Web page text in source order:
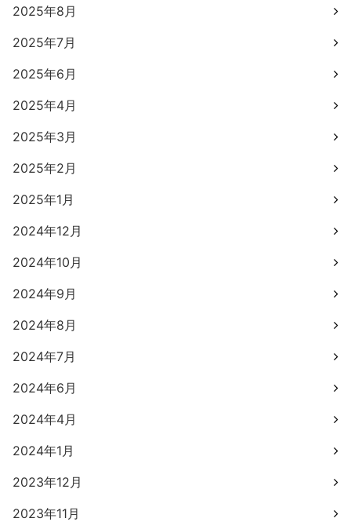
2025年8月
2025年7月
2025年6月
2025年4月
2025年3月
2025年2月
2025年1月
2024年12月
2024年10月
2024年9月
2024年8月
2024年7月
2024年6月
2024年4月
2024年1月
2023年12月
2023年11月